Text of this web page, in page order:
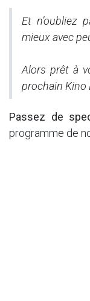
Et n’oubliez
mieux avec
Alors prêt à
prochain Kino
Passez de
programme de